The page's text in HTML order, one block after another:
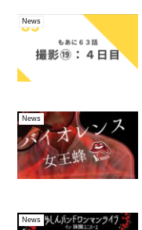
News
News
News